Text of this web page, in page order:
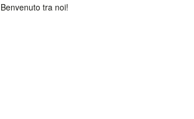
Benvenuto tra noi!